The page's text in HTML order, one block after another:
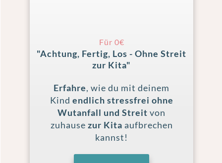
Für 0€
"Achtung, Fertig, Los - Ohne Streit
zur Kita"
Erfahre, wie du mit deinem
Kind endlich stressfrei ohne
Wutanfall und Streit von
zuhause zur Kita aufbrechen
kannst!